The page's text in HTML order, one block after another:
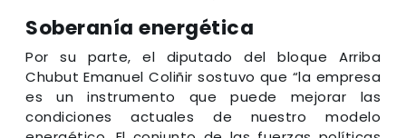
Soberanía energética
Por su parte, el diputado del bloque Arriba
Chubut Emanuel Coliñir sostuvo que “la empresa
es un instrumento que puede mejorar las
condiciones actuales de nuestro modelo